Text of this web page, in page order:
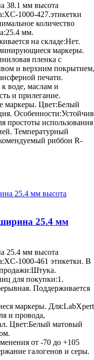
38.1 мм высота
1000-427.этикетки
количество
мм.
на складе:Нет.
маркеры.
пленка с
и верхним покрытием,
печати.
воде, маслам и
и прилегание.
маркеры. Цвет:Белый
Особенности:Устойчив
простоты использования
Температурный
риббон R-
25.4 мм
25.4 мм высота
1000-461 этикетки. В
для покупки:1.
Поддерживается
маркеры.
и провода,
Цвет:Белый матовый
от -70 до +105
галогенов и серы.